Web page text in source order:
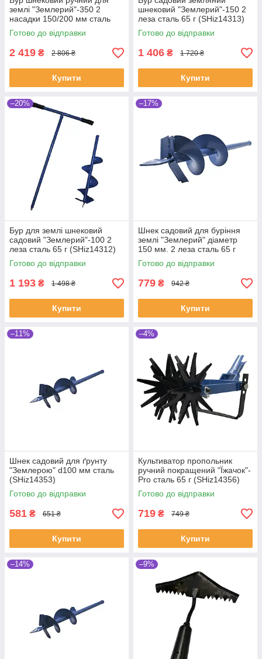
землі "Землерий"-350 2
насадки 150/200 мм сталь
(SHiz17178)
Готово до відправки
2 419 ₴ 2 806 ₴
Купити
шнековий "Землерий"-150 2
леза сталь 65 г (SHiz14313)
Готово до відправки
1 406 ₴ 1 720 ₴
Купити
–20%
Бур для землі шнековий
садовий "Землерий"-100 2
леза сталь 65 г (SHiz14312)
Готово до відправки
1 193 ₴ 1 498 ₴
Купити
–17%
Шнек садовий для буріння
землі "Землерий" діаметр
150 мм. 2 леза сталь 65 г
(SHiz14354)
Готово до відправки
779 ₴ 942 ₴
Купити
–11%
Шнек садовий для ґрунту
"Землерою" d100 мм сталь
(SHiz14353)
Готово до відправки
581 ₴ 651 ₴
Купити
–4%
Культиватор пропольник
ручний покращений "Їжачок"-
Pro сталь 65 г (SHiz14356)
Готово до відправки
719 ₴ 749 ₴
Купити
–14% –9%